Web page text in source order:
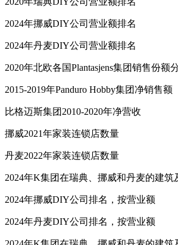
2024年挪威DIY公司营业额排名
2024年丹麦DIY公司营业额排名
2020年北欧各国Plantasjens集团销售份额
2015-2019年Panduro Hobby集团净销售额
比格迈斯集团2010-2020年净营收
挪威2021年家装连锁店数量
丹麦2022年家装连锁店数量
2024年K集团在瑞典、挪威和丹麦的建筑
2024年挪威DIY公司排名，按营业额
2024年丹麦DIY公司排名，按营业额